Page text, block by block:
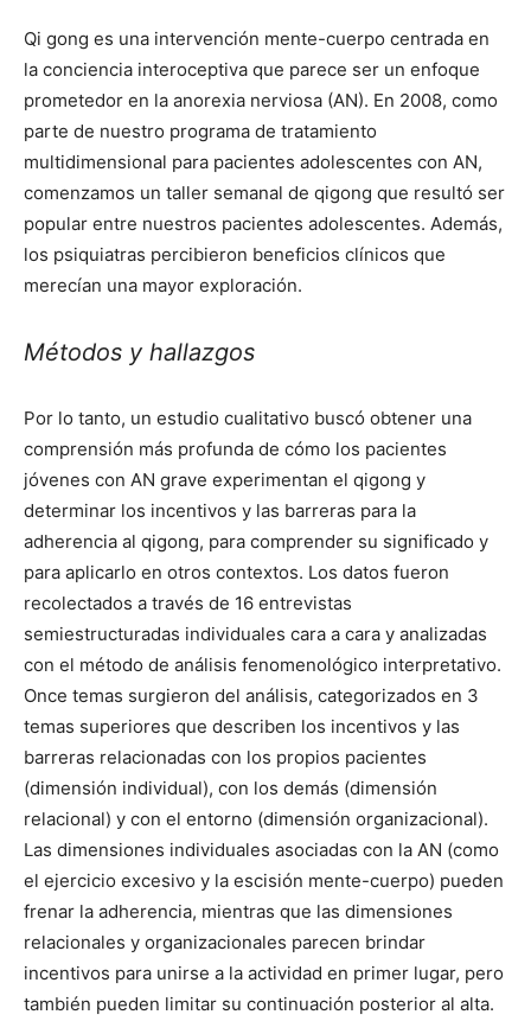
Qi gong es una intervención mente-cuerpo centrada en
la conciencia interoceptiva que parece ser un enfoque
prometedor en la anorexia nerviosa (AN). En 2008, como
parte de nuestro programa de tratamiento
multidimensional para pacientes adolescentes con AN,
comenzamos un taller semanal de qigong que resultó ser
popular entre nuestros pacientes adolescentes. Además,
los psiquiatras percibieron beneficios clínicos que
merecían una mayor exploración.
Métodos y hallazgos
Por lo tanto, un estudio cualitativo buscó obtener una
comprensión más profunda de cómo los pacientes
jóvenes con AN grave experimentan el qigong y
determinar los incentivos y las barreras para la
adherencia al qigong, para comprender su significado y
para aplicarlo en otros contextos. Los datos fueron
recolectados a través de 16 entrevistas
semiestructuradas individuales cara a cara y analizadas
con el método de análisis fenomenológico interpretativo.
Once temas surgieron del análisis, categorizados en 3
temas superiores que describen los incentivos y las
barreras relacionadas con los propios pacientes
(dimensión individual), con los demás (dimensión
relacional) y con el entorno (dimensión organizacional).
Las dimensiones individuales asociadas con la AN (como
el ejercicio excesivo y la escisión mente-cuerpo) pueden
frenar la adherencia, mientras que las dimensiones
relacionales y organizacionales parecen brindar
incentivos para unirse a la actividad en primer lugar, pero
también pueden limitar su continuación posterior al alta.